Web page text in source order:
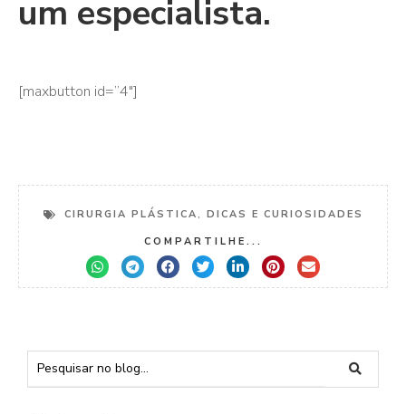
um especialista.
[maxbutton id=”4″]
CIRURGIA PLÁSTICA , DICAS E CURIOSIDADES
COMPARTILHE...